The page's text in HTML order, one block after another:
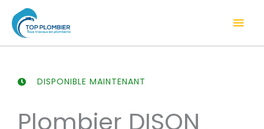
contenu
DISPONIBLE MAINTENANT
Plombier DISON